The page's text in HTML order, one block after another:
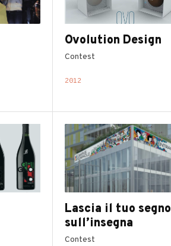
Ovolution Design
Contest
2012
Lascia il tuo segno
sull’insegna
Contest